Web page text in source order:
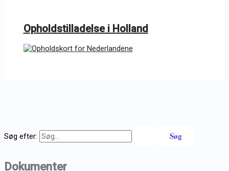
Søg efter:
Dokumenter
Opholdstilladelse i Holland